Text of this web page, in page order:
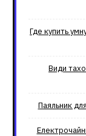
Где купить
Види
Паяльник